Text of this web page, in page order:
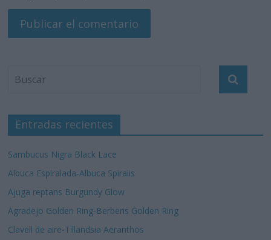
Entradas recientes
Sambucus Nigra Black Lace
Albuca Espiralada-Albuca Spiralis
Ajuga reptans Burgundy Glow
Agradejo Golden Ring-Berberis Golden Ring
Clavell de aire-Tillandsia Aeranthos